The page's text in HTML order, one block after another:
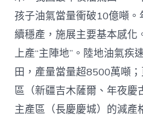
孩子油氣當量衝破10億噸
續穩產，施展主要基本感化
上產“主陣地”。陸地油氣疾
田，產量當量超8500萬噸
區（新疆吉木薩爾、年夜慶
主產區（長慶慶城）的減產